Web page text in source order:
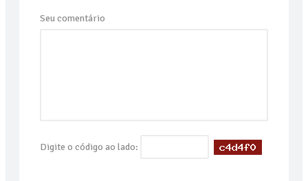
Seu comentário
Digite o código ao lado: